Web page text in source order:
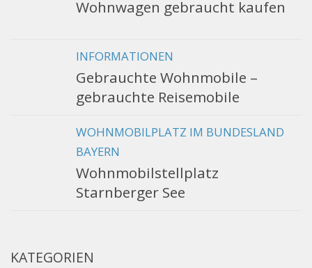
Wohnwagen gebraucht kaufen
INFORMATIONEN
Gebrauchte Wohnmobile –
gebrauchte Reisemobile
WOHNMOBILPLATZ IM BUNDESLAND
BAYERN
Wohnmobilstellplatz
Starnberger See
KATEGORIEN